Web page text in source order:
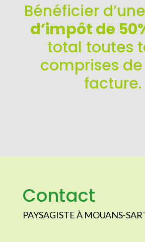
Bénéficier d’une
d’impôt de
total toutes
comprises
facture.
Contact
PAYSAGISTE À MOUANS-